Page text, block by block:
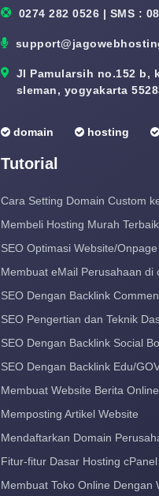
0274 282 0526 | SMS :
Jl Pamularsih no.152 b,
sleman, yogyakarta
domain hosting
Tutorial
Cara Setting Domain Custom
Membeli Hosting Murah Terbaik
SEO Optimasi Website/
Membuat eMail Perusahaan di
SEO Dengan Backlink
SEO Pengertian dan Teknik
SEO Dengan Backlink Social
SEO Dengan Backlink Edu/
Membuat Website Berita Online
Memposting Artikel Website
Mendaftarkan Domain
Fitur-fitur Dasar Hosting cPanel
Membuat Toko Online Dengan